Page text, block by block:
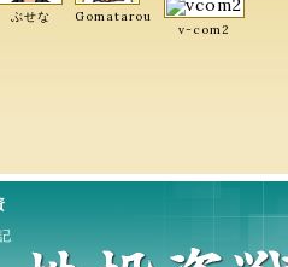
ぶせな Gomatarou
v-com2